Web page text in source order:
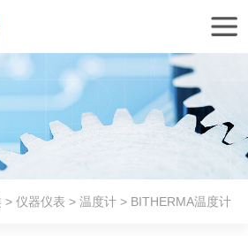
>仪器仪表 >温度计 > BITHERMA温度计